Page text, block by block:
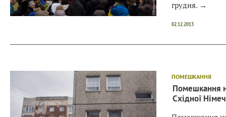
грудня. →
02.12.2013
ПОМЕШКАННЯ
Помешкання
Східної